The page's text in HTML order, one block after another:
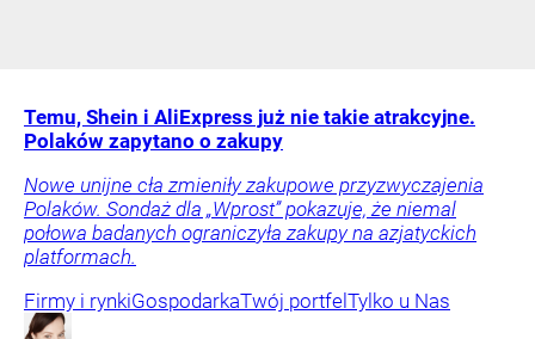
Temu, Shein i AliExpress już nie takie atrakcyjne.
Polaków zapytano o zakupy
Nowe unijne cła zmieniły zakupowe przyzwyczajenia
Polaków. Sondaż dla „Wprost” pokazuje, że niemal
połowa badanych ograniczyła zakupy na azjatyckich
platformach.
Firmy i rynkiGospodarkaTwój portfelTylko u Nas